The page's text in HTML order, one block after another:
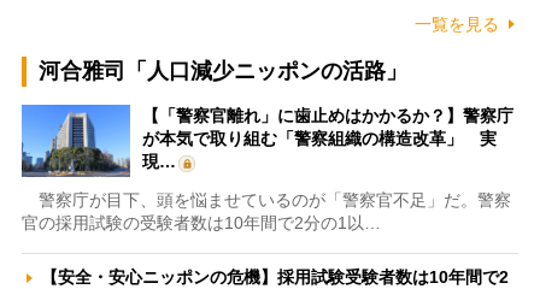
一覧を見る
河合雅司「人口減少ニッポンの活路」
【「警察官離れ」に歯止めはかかるか？】警察庁
が本気で取り組む「警察組織の構造改革」 実
現…
警察庁が目下、頭を悩ませているのが「警察官不足」だ。警察
官の採用試験の受験者数は10年間で2分の1以…
【安全・安心ニッポンの危機】採用試験受験者数は10年間で2